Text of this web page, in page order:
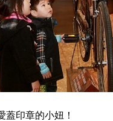
蓋印章的小妞！